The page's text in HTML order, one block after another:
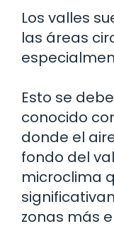
Los valles
las áreas
Esto se
conocido
donde el
fondo del
microclima
zonas más